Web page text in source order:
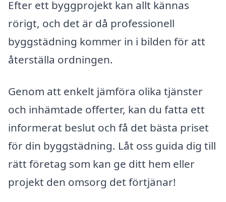
Efter ett byggprojekt kan allt kännas
rörigt, och det är då professionell
byggstädning kommer in i bilden för att
återställa ordningen.
Genom att enkelt jämföra olika tjänster
och inhämtade offerter, kan du fatta ett
informerat beslut och få det bästa priset
för din byggstädning. Låt oss guida dig till
rätt företag som kan ge ditt hem eller
projekt den omsorg det förtjänar!